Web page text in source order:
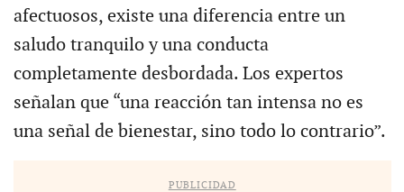
afectuosos, existe una diferencia entre un
saludo tranquilo y una conducta
completamente desbordada. Los expertos
señalan que “una reacción tan intensa no es
una señal de bienestar, sino todo lo contrario”.
PUBLICIDAD